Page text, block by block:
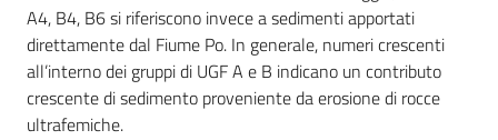
A4, B4, B6 si riferiscono invece a sedimenti apportati
direttamente dal Fiume Po. In generale, numeri crescenti
all’interno dei gruppi di UGF A e B indicano un contributo
crescente di sedimento proveniente da erosione di rocce
ultrafemiche.